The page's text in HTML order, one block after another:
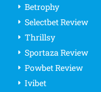
Betrophy
Selectbet Review
Thrillsy
Sportaza Review
Powbet Review
Ivibet